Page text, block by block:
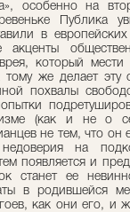
особенно на
Публика
в
акценты
который
тому же делает
похвалы
(как и не о
не тем, что
на
появляется и
станет ее
в родившейся
как они его, и